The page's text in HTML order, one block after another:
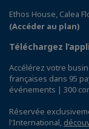
Ethos House, Calea
(Accéder au plan)
Téléchargez
Accélérez votre
françaises dans 95
événements | 300
Réservée
l'International,